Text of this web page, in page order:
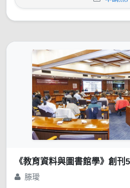
《教育資料與圖書館學》創
滕璦